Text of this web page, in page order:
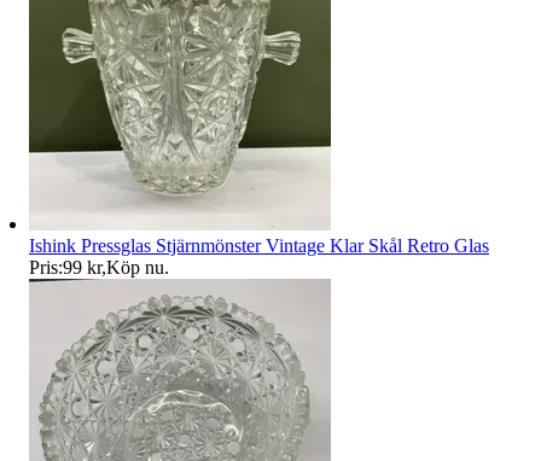
Ishink Pressglas Stjärnmönster Vintage Klar Skål Retro Glas
Pris:99 kr,Köp nu.